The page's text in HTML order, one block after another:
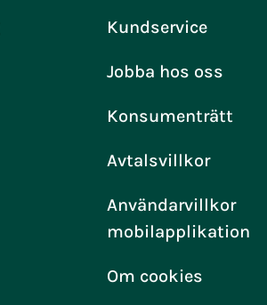
Kundservice
Jobba hos oss
Konsumenträtt
Avtalsvillkor
Användarvillkor
mobilapplikation
Om cookies